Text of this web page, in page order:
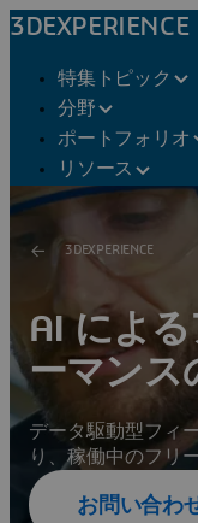
3DEXPERIENCE
特集トピック
分野
ポートフォリオ
リソース
3DEXPERIENCE
AI によ
ーマンス
データ駆動型フィ
り、稼働中のフリ
お問い合わ